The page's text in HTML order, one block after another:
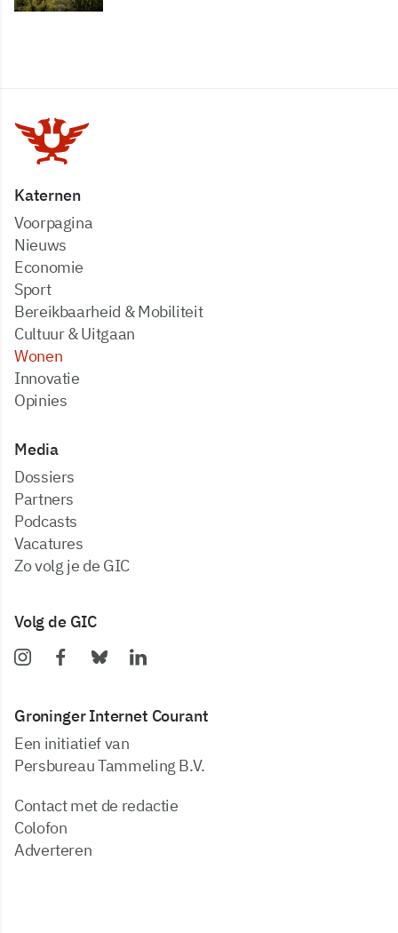
Katernen
Voorpagina
Nieuws
Economie
Sport
Bereikbaarheid & Mobiliteit
Cultuur & Uitgaan
Wonen
Innovatie
Opinies
Media
dossiers
partners
podcasts
vacatures
zo volg je de GIC
Volg de GIC
Groninger Internet Courant
Een initiatief van
Persbureau Tammeling B.V.
Contact met de redactie
Colofon
Adverteren